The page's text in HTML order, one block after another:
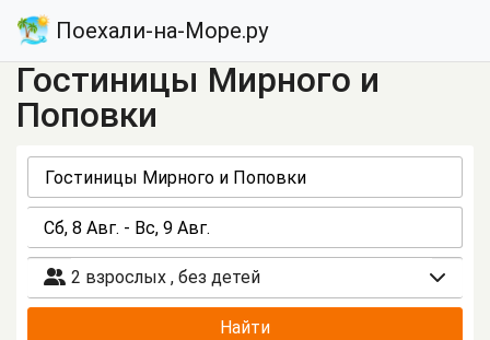
Поехали-на-Море.ру
Гостиницы Мирного и
Поповки
2 взрослых , без детей
Найти